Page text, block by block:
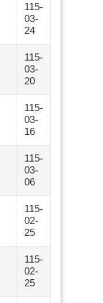
115-
03-
24
115-
03-
20
115-
03-
16
115-
03-
06
115-
02-
25
115-
02-
25